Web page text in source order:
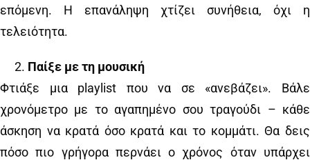
επόμενη. Η επανάληψη χτίζει συνήθεια, όχι η
τελειότητα.
Παίξε με τη μουσική
Φτιάξε μια playlist που να σε «ανεβάζει». Βάλε
χρονόμετρο με το αγαπημένο σου τραγούδι – κάθε
άσκηση να κρατά όσο κρατά και το κομμάτι. Θα δεις
πόσο πιο γρήγορα περνάει ο χρόνος όταν υπάρχει